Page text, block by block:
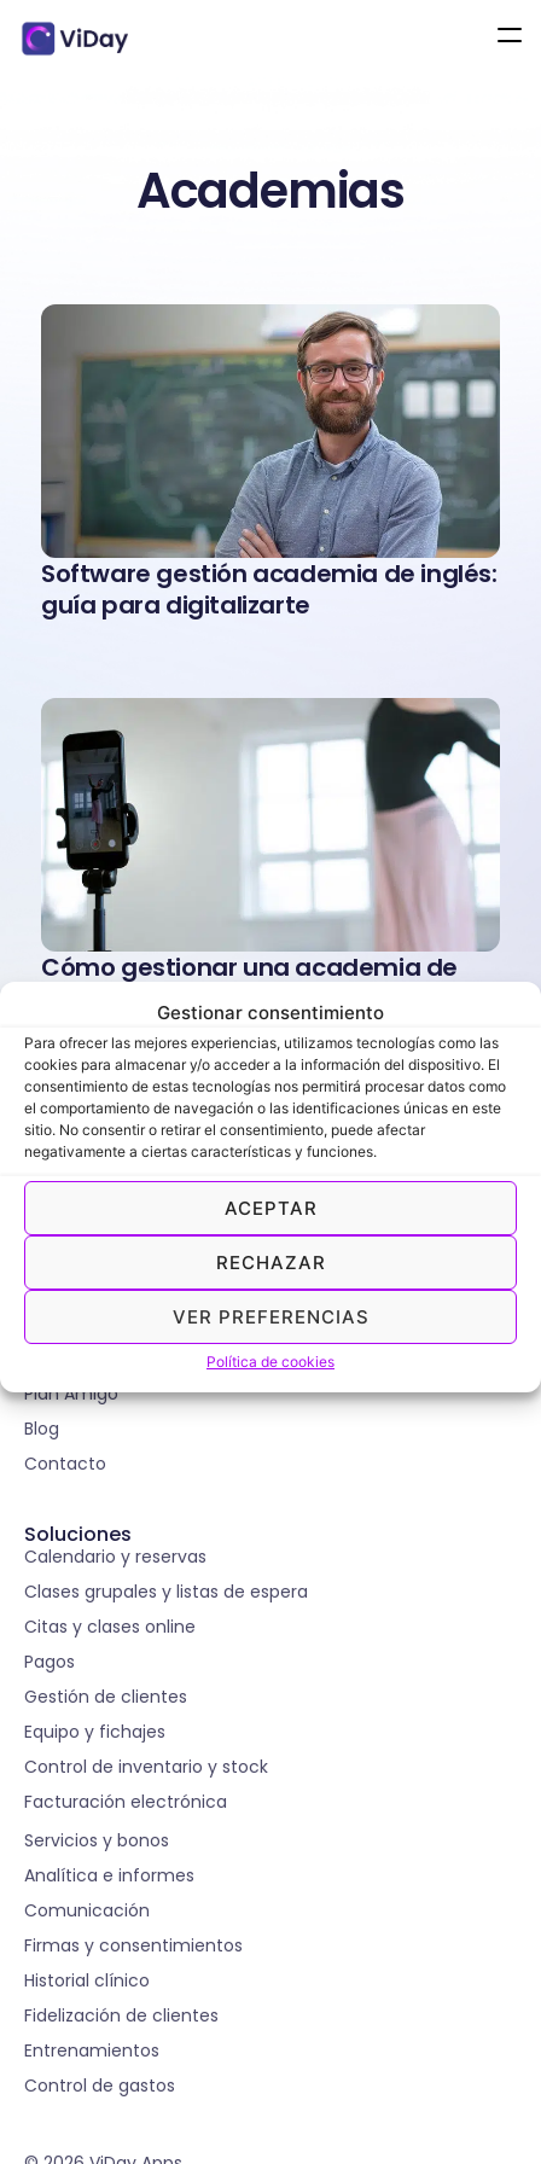
Gestionar consentimiento
Para ofrecer las mejores experiencias, utilizamos tecnologías como las
cookies para almacenar y/o acceder a la información del dispositivo. El
consentimiento de estas tecnologías nos permitirá procesar datos como
el comportamiento de navegación o las identificaciones únicas en este
sitio. No consentir o retirar el consentimiento, puede afectar
negativamente a ciertas características y funciones.
ACEPTAR
RECHAZAR
VER PREFERENCIAS
Política de cookies
Academias
Software gestión academia de inglés:
guía para digitalizarte
Cómo gestionar una academia de
baile: la guía completa para
organizarte mejor
Viday
Plan Amigo
Blog
Contacto
Soluciones
Calendario y reservas
Clases grupales y listas de espera
Citas y clases online
Pagos
Gestión de clientes
Equipo y fichajes
Control de inventario y stock
Facturación electrónica
Servicios y bonos
Analítica e informes
Comunicación
Firmas y consentimientos
Historial clínico
Fidelización de clientes
Entrenamientos
Control de gastos